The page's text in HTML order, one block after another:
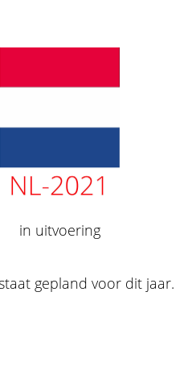
in uitvoering
gepland voor dit jaar.